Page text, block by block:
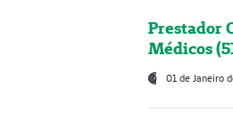
Prestador
Médicos
01 de Janeiro